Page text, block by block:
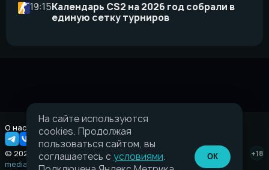
19:15Календарь CS2 на 2026 год собрали в
единую сетку турниров
О нас Правовая информация
© 2026 Taverna.gg
+18
media@taverna.gg
На сайте используются
cookies. Продолжая
пользоваться сайтом, вы
соглашаетесь с условиями.
ОК